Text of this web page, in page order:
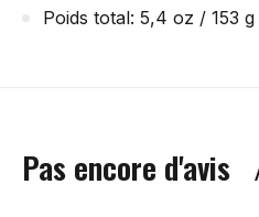
Poids total: 5,4 oz / 153 g
Pas encore d'avis